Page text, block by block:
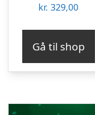
kr. 329,00
Gå til shop